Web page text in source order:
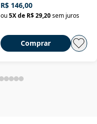
R$ 146,00
ou 5X de R$ 29,20 sem juros
Comprar